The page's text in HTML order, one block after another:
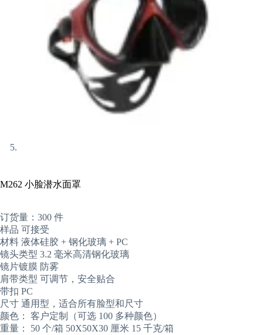
M262 小脸潜水面罩
订货量：300 件
样品 可接受
材料 液体硅胶 + 钢化玻璃 + PC
镜头类型 3.2 毫米高清钢化玻璃
镜片镀膜 防雾
肩带类型 可调节，安全贴合
带扣 PC
尺寸 通用型，适合所有脸型和尺寸
颜色： 客户定制（可选 100 多种颜色）
重量： 50 个/箱 50X50X30 厘米 15 千克/箱